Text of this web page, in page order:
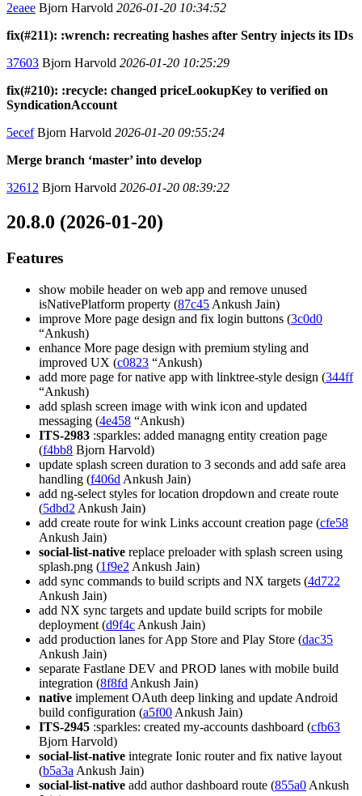
2eaee Bjorn Harvold 2026-01-20 10:34:52
fix(#211): :wrench: recreating hashes after Sentry injects its IDs
37603 Bjorn Harvold 2026-01-20 10:25:29
fix(#210): :recycle: changed priceLookupKey to verified on
SyndicationAccount
5ecefBjorn Harvold 2026-01-20 09:55:24
Merge branch ‘master’ into develop
32612 Bjorn Harvold 2026-01-20 08:39:22
20.8.0 (2026-01-20)
Features
show mobile header on web app and remove unused
isNativePlatform property (87c45 Ankush Jain)
improve More page design and fix login buttons (3c0d0
“Ankush)
enhance More page design with premium styling and
improved UX (c0823 “Ankush)
add more page for native app with linktree-style design (344ff
“Ankush)
add splash screen image with wink icon and updated
messaging (4e458 “Ankush)
ITS-2983 :sparkles: added managng entity creation page
(f4bb8 Bjorn Harvold)
update splash screen duration to 3 seconds and add safe area
handling (f406d Ankush Jain)
add ng-select styles for location dropdown and create route
(5dbd2 Ankush Jain)
add create route for wink Links account creation page (cfe58
Ankush Jain)
social-list-native replace preloader with splash screen using
splash.png (1f9e2 Ankush Jain)
add sync commands to build scripts and NX targets (4d722
Ankush Jain)
add NX sync targets and update build scripts for mobile
deployment (d9f4c Ankush Jain)
add production lanes for App Store and Play Store (dac35
Ankush Jain)
separate Fastlane DEV and PROD lanes with mobile build
integration (8f8fd Ankush Jain)
native implement OAuth deep linking and update Android
build configuration (a5f00 Ankush Jain)
ITS-2945 :sparkles: created my-accounts dashboard (cfb63
Bjorn Harvold)
social-list-native integrate Ionic router and fix native layout
(b5a3a Ankush Jain)
social-list-native add author dashboard route (855a0 Ankush